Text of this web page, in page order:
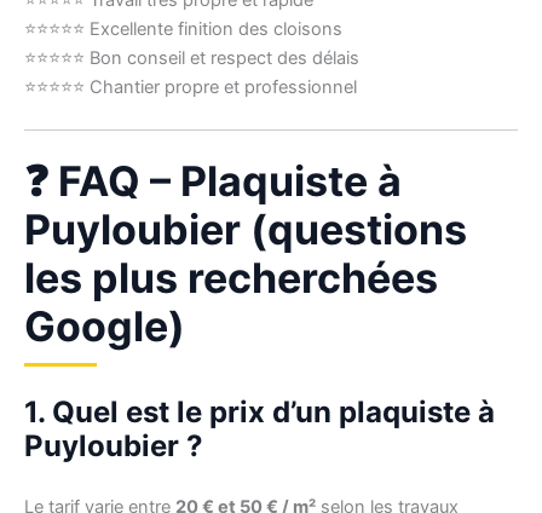
⭐⭐⭐⭐⭐ Excellente finition des cloisons
⭐⭐⭐⭐⭐ Bon conseil et respect des délais
⭐⭐⭐⭐⭐ Chantier propre et professionnel
❓ FAQ – Plaquiste à
Puyloubier (questions
les plus recherchées
Google)
1. Quel est le prix d’un plaquiste à
Puyloubier ?
Le tarif varie entre 20 € et 50 € / m² selon les travaux